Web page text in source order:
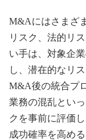
M&Aにはさまざ
リスク、法的リ
い手は、対象企
し、潜在的なリ
M&A後の統合プ
業務の混乱とい
クを事前に評価
成功確率を高め